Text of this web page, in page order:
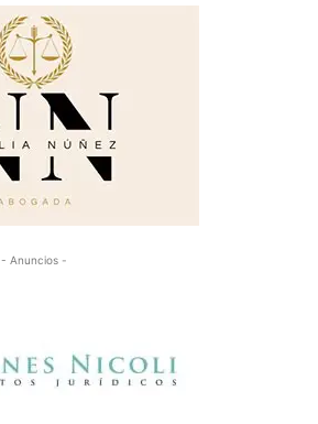
- Anuncios -